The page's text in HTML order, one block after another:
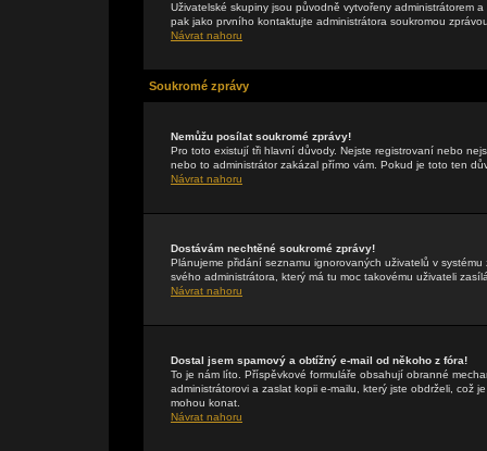
Uživatelské skupiny jsou původně vytvořeny administrátorem
pak jako prvního kontaktujte administrátora soukromou
Návrat nahoru
Soukromé zprávy
Nemůžu posílat soukromé zprávy!
Pro toto existují tři hlavní důvody. Nejste registrovaní nebo
nebo to administrátor zakázal přímo vám. Pokud je toto ten
Návrat nahoru
Dostávám nechtěné soukromé zprávy!
Plánujeme přidání seznamu ignorovaných uživatelů v
svého administrátora, který má tu moc takovému uživateli
Návrat nahoru
Dostal jsem spamový a obtížný e-mail od někoho z fóra!
To je nám líto. Příspěvkové formuláře obsahují obranné
administrátorovi a zaslat kopii e-mailu, který jste obdrželi, což
mohou konat.
Návrat nahoru